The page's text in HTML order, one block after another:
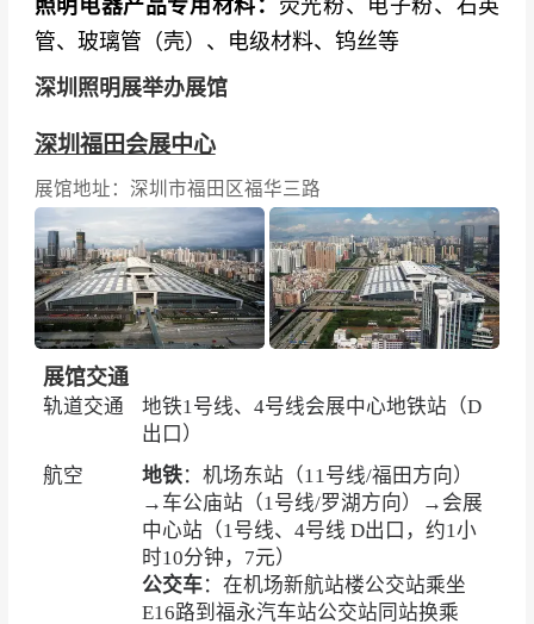
照明电器产品专用材料： 荧光粉、电子粉、石英
管、玻璃管（壳）、电级材料、钨丝等
深圳照明展举办展馆
深圳福田会展中心
展馆地址：深圳市福田区福华三路
展馆交通
轨道交通
地铁1号线、4号线会展中心地铁站（D
出口）
航空
地铁：机场东站（11号线/福田方向）
→车公庙站（1号线/罗湖方向）→会展
中心站（1号线、4号线 D出口，约1小
时10分钟，7元）
公交车：在机场新航站楼公交站乘坐
E16路到福永汽车站公交站同站换乘